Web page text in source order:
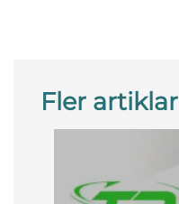
Fler artiklar